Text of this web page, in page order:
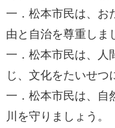
一．松本市民は、お
由と自治を尊重しま
一．松本市民は、人
じ、文化をたいせつ
一．松本市民は、自
川を守りましょう。